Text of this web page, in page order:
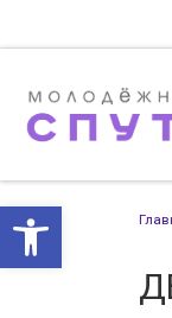
Открыть